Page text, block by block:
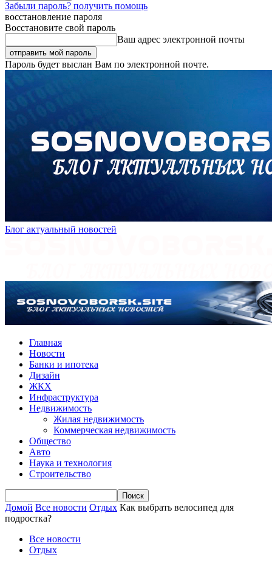
Забыли пароль? получить помощь
восстановление пароля
Восстановите свой пароль
Ваш адрес электронной почты
Пароль будет выслан Вам по электронной почте.
Блог актуальный новостей
Главная
Новости
Банки и ипотека
Дизайн
ЖКХ
Инфраструктура
Недвижимость
Жилая недвижимость
Коммерческая недвижимость
Общество
Авто
Наука и технология
Строительство
Домой Все новости Отдых Как выбрать велосипед для
подростка?
Все новости
Отдых